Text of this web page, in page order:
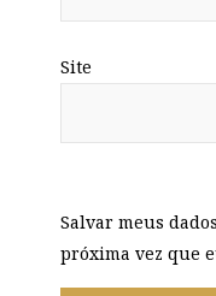
Site
Salvar meus
próxima vez que